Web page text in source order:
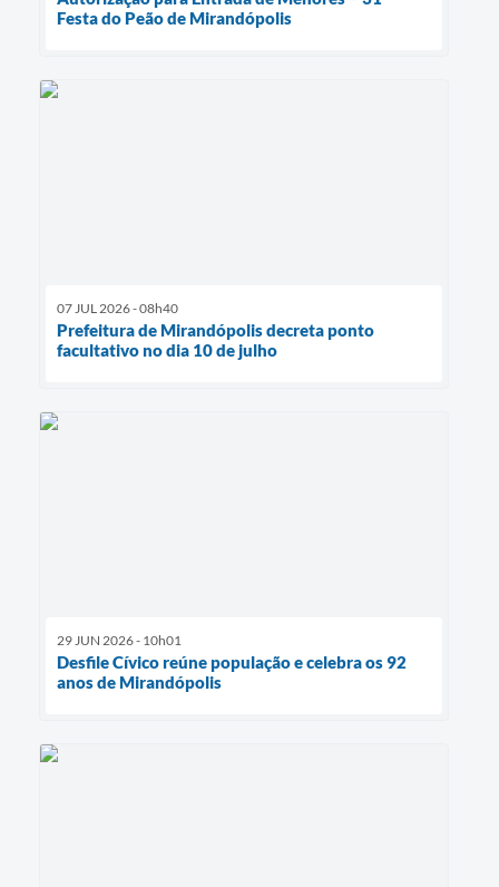
Festa do Peão de Mirandópolis
07 JUL 2026 - 08h40
Prefeitura de Mirandópolis decreta ponto
facultativo no dia 10 de julho
29 JUN 2026 - 10h01
Desfile Cívico reúne população e celebra os 92
anos de Mirandópolis